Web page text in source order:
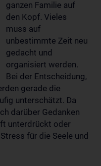
ganzen Familie auf
den Kopf. Vieles
muss auf
unbestimmte Zeit neu
gedacht und
organisiert werden.
Bei der Entscheidung,
gerade die
unterschätzt. Da
darüber Gedanken
unterdrückt oder
für die Seele und